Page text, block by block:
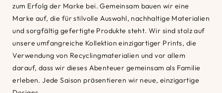
zum Erfolg der Marke bei. Gemeinsam bauen wir eine
Marke auf, die für stilvolle Auswahl, nachhaltige Materialien
und sorgfältig gefertigte Produkte steht. Wir sind stolz auf
unsere umfangreiche Kollektion einzigartiger Prints, die
Verwendung von Recyclingmaterialien und vor allem
darauf, dass wir dieses Abenteuer gemeinsam als Familie
erleben. Jede Saison präsentieren wir neue, einzigartige